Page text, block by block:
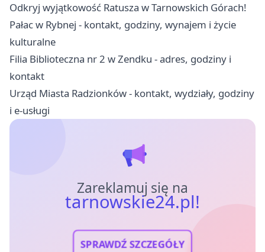
Odkryj wyjątkowość Ratusza w Tarnowskich Górach!
Pałac w Rybnej - kontakt, godziny, wynajem i życie
kulturalne
Filia Biblioteczna nr 2 w Zendku - adres, godziny i
kontakt
Urząd Miasta Radzionków - kontakt, wydziały, godziny
i e-usługi
Zareklamuj się na
tarnowskie24.pl!
SPRAWDŹ SZCZEGÓŁY